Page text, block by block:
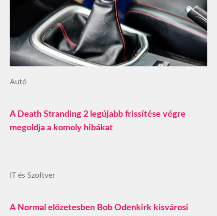
Autó
A Death Stranding 2 legújabb frissítése végre
megoldja a komoly hibákat
IT és Szoftver
A Normal előzetesben Bob Odenkirk kisvárosi